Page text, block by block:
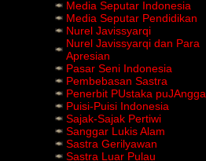
Media Seputar Indonesia
Media Seputar Pendidikan
Nurel Javissyarqi
Nurel Javissyarqi dan Para
Apresian
Pasar Seni Indonesia
Pembebasan Sastra
Penerbit PUstaka puJAngga
Puisi-Puisi Indonesia
Sajak-Sajak Pertiwi
Sanggar Lukis Alam
Sastra Gerilyawan
Sastra Luar Pulau